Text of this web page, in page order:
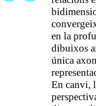
en la
dibuixos
única
En canvi,